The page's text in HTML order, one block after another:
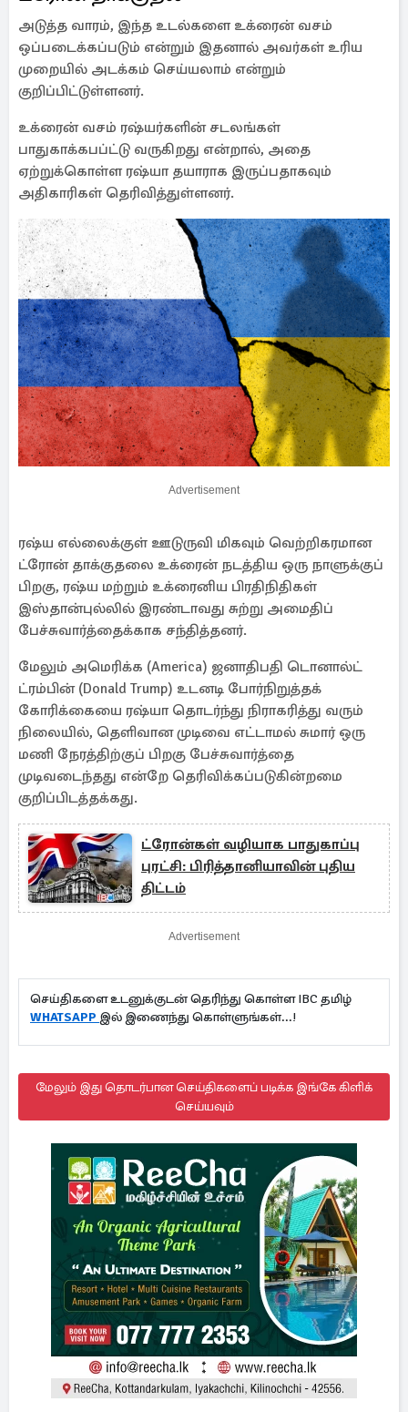
அடுத்த வாரம், இந்த உடல்களை உக்ரைன் வசம்
ஒப்படைக்கப்படும் என்றும் இதனால் அவர்கள் உரிய
முறையில் அடக்கம் செய்யலாம் என்றும்
குறிப்பிட்டுள்ளனர்.
உக்ரைன் வசம் ரஷ்யர்களின் சடலங்கள்
பாதுகாக்கபப்ட்டு வருகிறது என்றால், அதை
ஏற்றுக்கொள்ள ரஷ்யா தயாராக இருப்பதாகவும்
அதிகாரிகள் தெரிவித்துள்ளனர்.
Advertisement
ரஷ்ய எல்லைக்குள் ஊடுருவி மிகவும் வெற்றிகரமான
ட்ரோன் தாக்குதலை உக்ரைன் நடத்திய ஒரு நாளுக்குப்
பிறகு, ரஷ்ய மற்றும் உக்ரைனிய பிரதிநிதிகள்
இஸ்தான்புல்லில் இரண்டாவது சுற்று அமைதிப்
பேச்சுவார்த்தைக்காக சந்தித்தனர்.
மேலும் அமெரிக்க (America) ஜனாதிபதி டொனால்ட்
ட்ரம்பின் (Donald Trump) உடனடி போர்நிறுத்தக்
கோரிக்கையை ரஷ்யா தொடர்ந்து நிராகரித்து வரும்
நிலையில், தெளிவான முடிவை எட்டாமல் சுமார் ஒரு
மணி நேரத்திற்குப் பிறகு பேச்சுவார்த்தை
முடிவடைந்தது என்றே தெரிவிக்கப்படுகின்றமை
குறிப்பிடத்தக்கது.
ட்ரோன்கள் வழியாக பாதுகாப்பு
புரட்சி: பிரித்தானியாவின் புதிய
திட்டம்
Advertisement
செய்திகளை உடனுக்குடன் தெரிந்து கொள்ள IBC தமிழ்
WHATSAPP இல் இணைந்து கொள்ளுங்கள்...!
மேலும் இது தொடர்பான செய்திகளைப் படிக்க இங்கே கிளிக்
செய்யவும்